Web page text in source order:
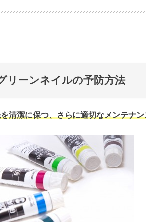
リーンネイルの予防方法
を清潔に保つ、さらに適切なメンテナ